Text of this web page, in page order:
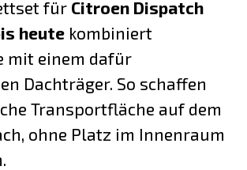
für Citroen Dispatch
heute kombiniert
mit einem dafür
Dachträger. So schaffen
Transportfläche auf dem
ohne Platz im Innenraum